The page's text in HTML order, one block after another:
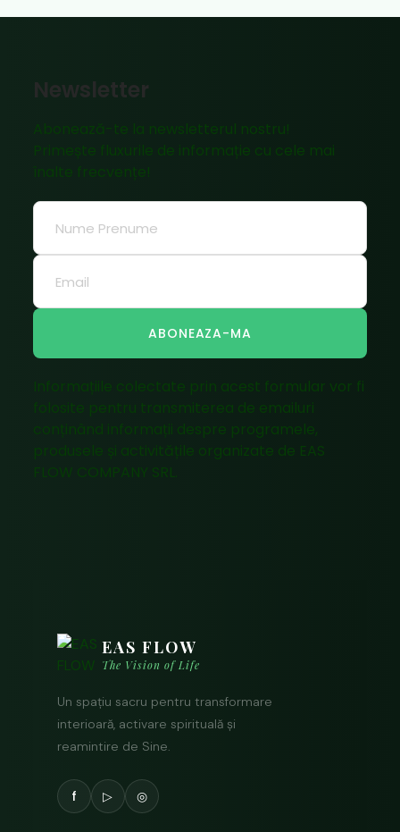
Newsletter
Abonează-te la newsletterul nostru!
Primește fluxurile de informație cu cele mai
înalte frecvențe!
ABONEAZA-MA
Informațiile colectate prin acest formular vor fi
folosite pentru transmiterea de emailuri
conținând informații despre programele,
produsele și activitățile organizate de EAS
FLOW COMPANY SRL.
EAS FLOW
The Vision of Life
Un spațiu sacru pentru transformare
interioară, activare spirituală și
reamintire de Sine.
f ▷ ◎